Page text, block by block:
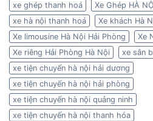
xe ghép thanh hoá
Xe Ghép HÀ
xe hà nội thanh hoá
Xe khách Hà
Xe limousine Hà Nội Hải Phòng
Xe
Xe riêng Hải Phòng Hà Nội
xe sân
xe tiện chuyến hà nội hải dương
xe tiện chuyến hà nội hải phòng
xe tiện chuyến hà nội quảng ninh
xe tiện chuyến hà nội thanh hóa